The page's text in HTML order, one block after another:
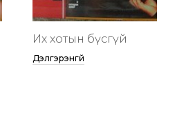
Их хотын бүсгүй
Дэлгэрэнгүй